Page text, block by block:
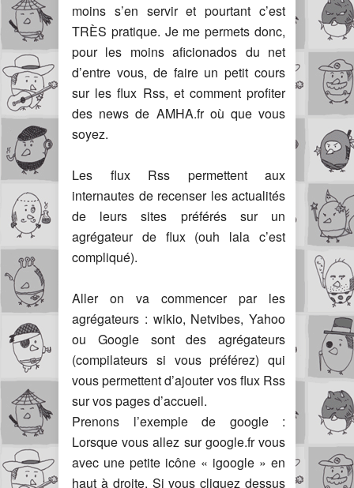
moins s’en servir et pourtant c’est
TRÈS pratique. Je me permets donc,
pour les moins aficionados du net
d’entre vous, de faire un petit cours
sur les flux Rss, et comment profiter
des news de AMHA.fr où que vous
soyez.
Les flux Rss permettent aux
internautes de recenser les actualités
de leurs sites préférés sur un
agrégateur de flux (ouh lala c’est
compliqué).
Aller on va commencer par les
agrégateurs : wikio, Netvibes, Yahoo
ou Google sont des agrégateurs
(compilateurs si vous préférez) qui
vous permettent d’ajouter vos flux Rss
sur vos pages d’accueil.
Prenons l’exemple de google :
Lorsque vous allez sur google.fr vous
avec une petite icône « igoogle » en
haut à droite. Si vous cliquez dessus